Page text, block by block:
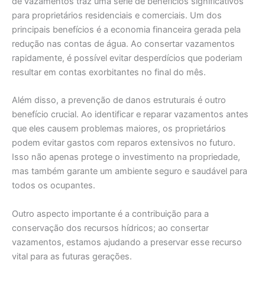
para proprietários residenciais e comerciais. Um dos
principais benefícios é a economia financeira gerada pela
redução nas contas de água. Ao consertar vazamentos
rapidamente, é possível evitar desperdícios que poderiam
resultar em contas exorbitantes no final do mês.
Além disso, a prevenção de danos estruturais é outro
benefício crucial. Ao identificar e reparar vazamentos antes
que eles causem problemas maiores, os proprietários
podem evitar gastos com reparos extensivos no futuro.
Isso não apenas protege o investimento na propriedade,
mas também garante um ambiente seguro e saudável para
todos os ocupantes.
Outro aspecto importante é a contribuição para a
conservação dos recursos hídricos; ao consertar
vazamentos, estamos ajudando a preservar esse recurso
vital para as futuras gerações.